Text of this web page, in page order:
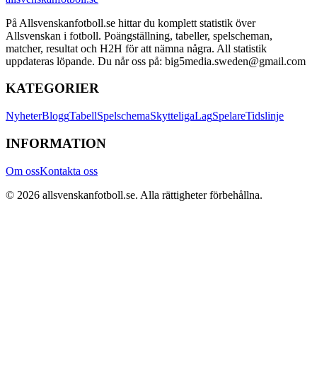
På Allsvenskanfotboll.se hittar du komplett statistik över
Allsvenskan i fotboll. Poängställning, tabeller, spelscheman,
matcher, resultat och H2H för att nämna några. All statistik
uppdateras löpande. Du når oss på: big5media.sweden@gmail.com
KATEGORIER
NyheterBloggTabellSpelschemaSkytteligaLagSpelareTidslinje
INFORMATION
Om ossKontakta oss
© 2026 allsvenskanfotboll.se. Alla rättigheter förbehållna.